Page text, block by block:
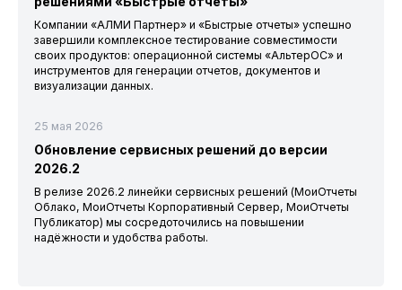
Компании «АЛМИ Партнер» и «Быстрые отчеты» успешно
завершили комплексное тестирование совместимости
своих продуктов: операционной системы «АльтерОС» и
инструментов для генерации отчетов, документов и
визуализации данных.
25 мая 2026
Обновление сервисных решений до версии
2026.2
В релизе 2026.2 линейки сервисных решений (МоиОтчеты
Облако, МоиОтчеты Корпоративный Сервер, МоиОтчеты
Публикатор) мы сосредоточились на повышении
надёжности и удобства работы.